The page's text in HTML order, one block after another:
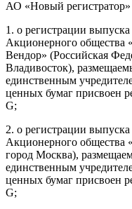
АО «Новый
1. о регистрации
Акционерного общества
Вендор» (Российская
Владивосток),
единственным
ценных бумаг присвоен
G;
2. о регистрации
Акционерного общества
город Москва),
единственным
ценных бумаг присвоен
G;